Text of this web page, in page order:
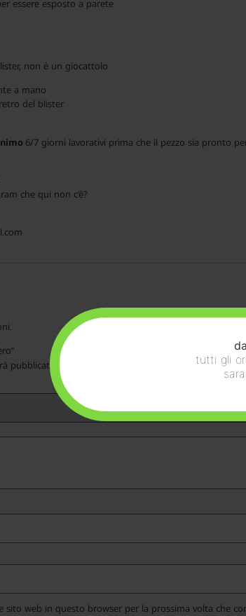
essere esposto a parete
non è un giocattolo
a mano
del blister
6/7 giorni lavorativi prima che il pezzo sia pronto
che qui non c’è?
pubblicato.
I campi obbligatori sono contrassegnati *
sito web in questo browser per la prossima volta che
tutti gli